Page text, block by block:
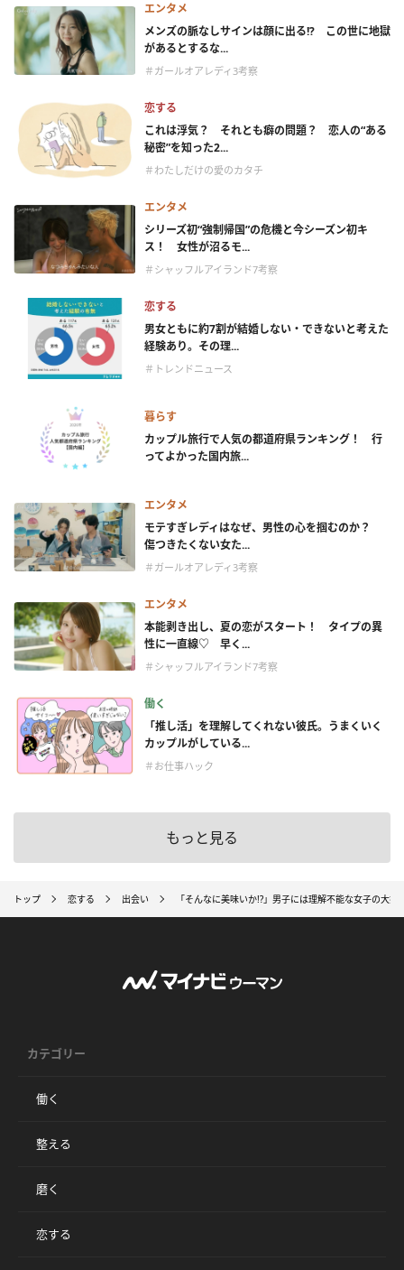
エンタメ
メンズの脈なしサインは顔に出る!? この世に地獄
があるとするな...
＃ガールオアレディ3考察
恋する
これは浮気？ それとも癖の問題？ 恋人の“ある
秘密”を知った2...
＃わたしだけの愛のカタチ
エンタメ
シリーズ初“強制帰国”の危機と今シーズン初キ
ス！ 女性が沼るモ...
＃シャッフルアイランド7考察
恋する
男女ともに約7割が結婚しない・できないと考えた
経験あり。その理...
＃トレンドニュース
暮らす
カップル旅行で人気の都道府県ランキング！ 行
ってよかった国内旅...
エンタメ
モテすぎレディはなぜ、男性の心を掴むのか？
傷つきたくない女た...
＃ガールオアレディ3考察
エンタメ
本能剥き出し、夏の恋がスタート！ タイプの異
性に一直線♡ 早く...
＃シャッフルアイランド7考察
働く
「推し活」を理解してくれない彼氏。うまくいく
カップルがしている...
＃お仕事ハック
もっと見る
トップ 恋する 出会い 「そんなに美味いか!?」男子には理解不能な女子の大
カテゴリー
働く
整える
磨く
恋する